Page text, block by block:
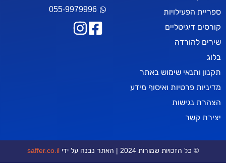
שימוש באתר
ואיסוף מידע
055-9979996
שמורות 2024 | האתר נבנה על ידי saffer.co.il